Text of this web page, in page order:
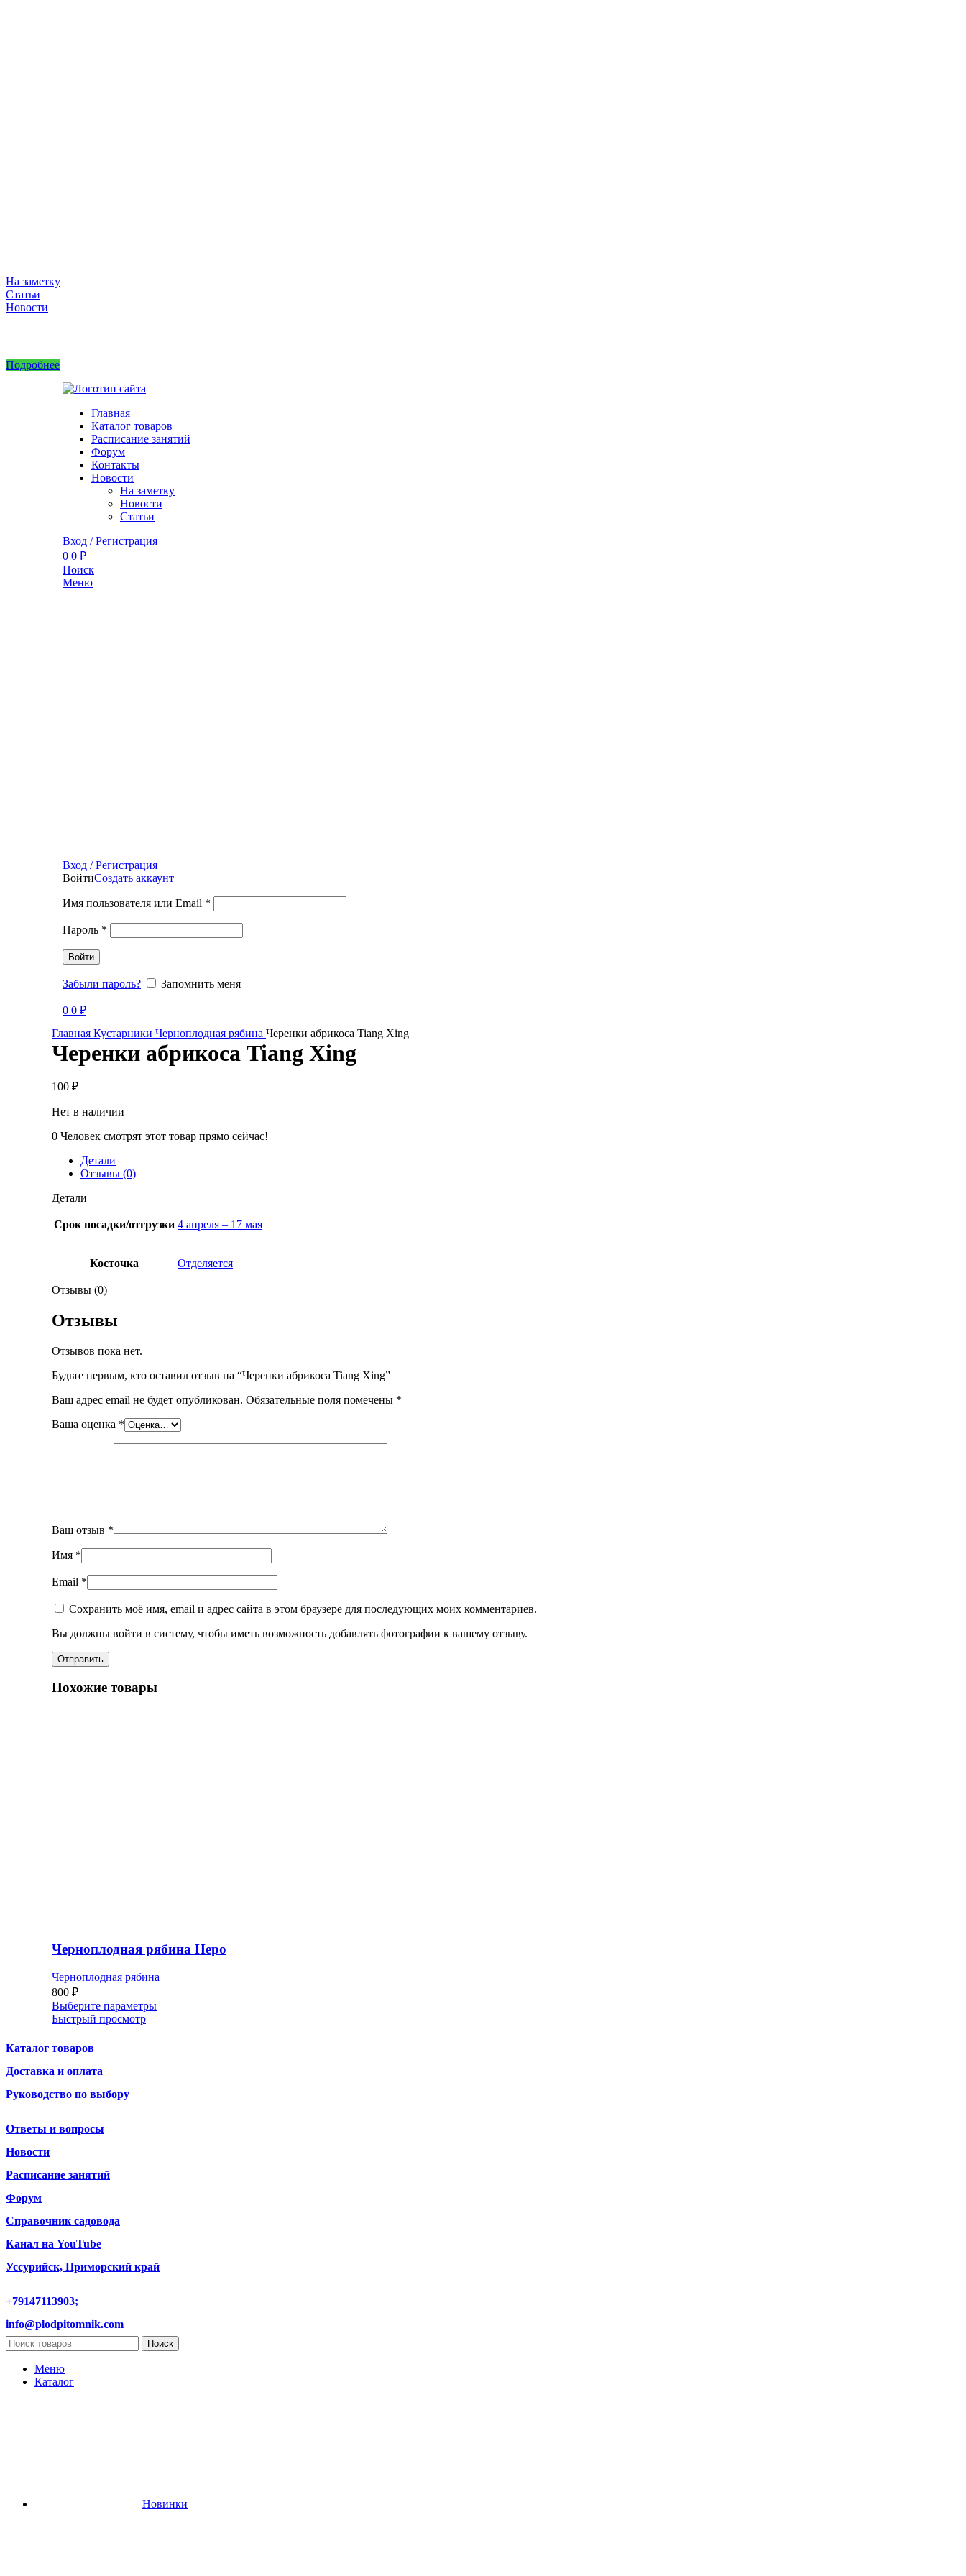
На заметку
Статьи
Новости
Подробнее
Главная
Каталог товаров
Расписание занятий
Форум
Контакты
Новости
На заметку
Новости
Статьи
Вход / Регистрация
0 0 ₽
Поиск
Меню
Вход / Регистрация
ВойтиСоздать аккаунт
Имя пользователя или Email *
Пароль *
Войти
Забыли пароль? Запомнить меня
0 0 ₽
Продано
Главная Кустарники Черноплодная рябина Черенки абрикоса Tiang Xing
Черенки абрикоса Tiang Xing
100 ₽
Нет в наличии
0 Человек смотрят этот товар прямо сейчас!
Детали
Отзывы (0)
Детали
Срок посадки/отгрузки 4 апреля – 17 мая
Косточка Отделяется
Отзывы (0)
Отзывы
Отзывов пока нет.
Будьте первым, кто оставил отзыв на “Черенки абрикоса Tiang Xing”
Ваш адрес email не будет опубликован. Обязательные поля помечены *
Ваша оценка *
Ваш отзыв *
Имя *
Email *
Сохранить моё имя, email и адрес сайта в этом браузере для последующих моих комментариев.
Вы должны войти в систему, чтобы иметь возможность добавлять фотографии к вашему отзыву.
Похожие товары
Черноплодная рябина Неро
Черноплодная рябина
800 ₽
Выберите параметры
Быстрый просмотр
Каталог товаров
Доставка и оплата
Руководство по выбору
Ответы и вопросы
Новости
Расписание занятий
Форум
Справочник садовода
Канал на YouTube
Уссурийск, Приморский край
+79147113903;
info@plodpitomnik.com
Поиск
Меню
Каталог
Новинки